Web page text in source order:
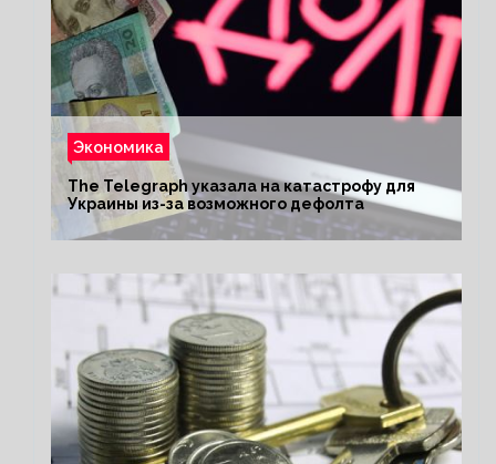
Экономика
The Telegraph указала на катастрофу для
Украины из-за возможного дефолта